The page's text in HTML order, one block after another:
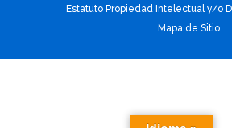
Estatuto Propiedad Intelectual y/o
Mapa de Sitio